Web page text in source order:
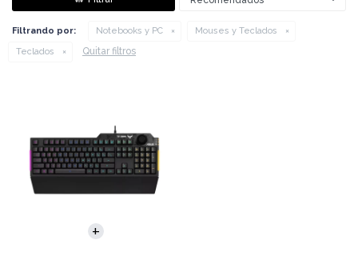
Filtrando por: Notebooks y PC
Mouses y Teclados
Teclados
Quitar filtros